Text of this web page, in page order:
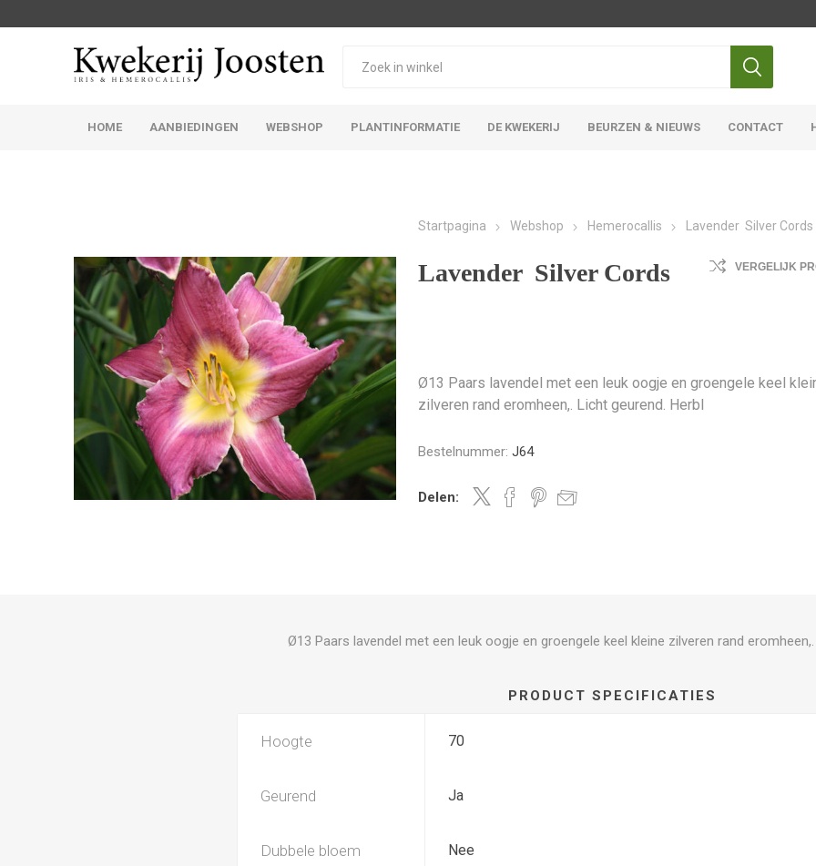
HOME AANBIEDINGEN WEBSHOP PLANTINFORMATIE DE KWEKERIJ BEURZEN & NIEUWS CONTACT
Startpagina Webshop Hemerocallis Lavender Silver Cords
Lavender Silver Cords VERGELIJK
Ø13 Paars lavendel met een leuk oogje en groengele keel
zilveren rand eromheen,. Licht geurend. Herbl
Bestelnummer: J64
Delen:
Ø13 Paars lavendel met een leuk oogje en groengele keel kleine zilveren rand
PRODUCT SPECIFICATIES
Hoogte 70
Geurend Ja
Dubbele bloem Nee